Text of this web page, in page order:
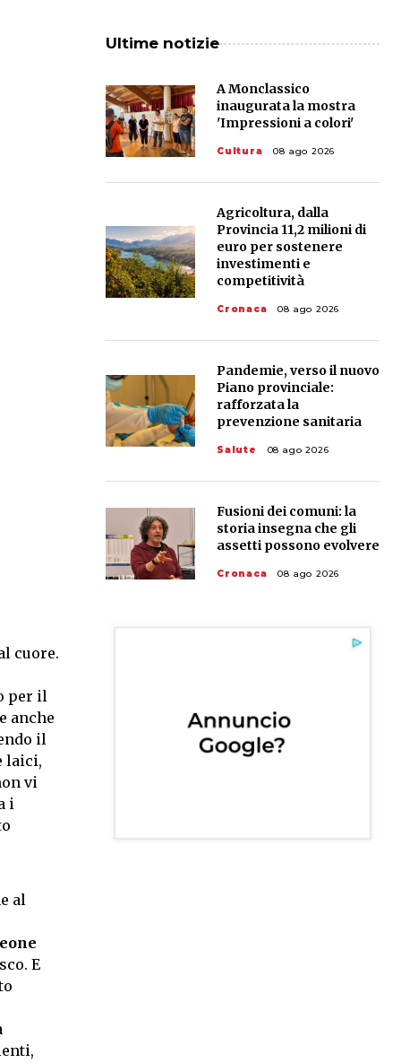
cuore.
per il
anche
il
laici,
vi
i
al
E
Ultime notizie
A Monclassico
inaugurata la mostra
'Impressioni a colori'
Cultura 08 ago 2026
Agricoltura, dalla
Provincia 11,2 milioni di
euro per sostenere
investimenti e
competitività
Cronaca 08 ago 2026
Pandemie, verso il nuovo
Piano provinciale:
rafforzata la
prevenzione sanitaria
Salute 08 ago 2026
Fusioni dei comuni: la
storia insegna che gli
assetti possono evolvere
Cronaca 08 ago 2026